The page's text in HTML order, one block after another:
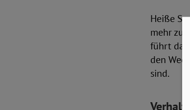
Heiße
mehr
führt das
den
sind.